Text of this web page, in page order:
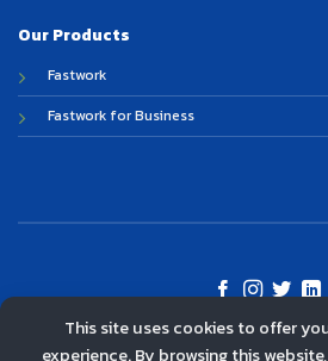
Our Products
Fastwork
Fastwork for Business
©
This site uses cookies to offer
experience. By browsing this